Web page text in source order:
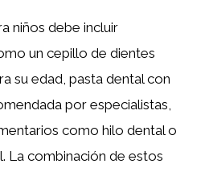
niños debe incluir
un cepillo de dientes
su edad, pasta dental con
por especialistas,
como hilo dental o
La combinación de estos